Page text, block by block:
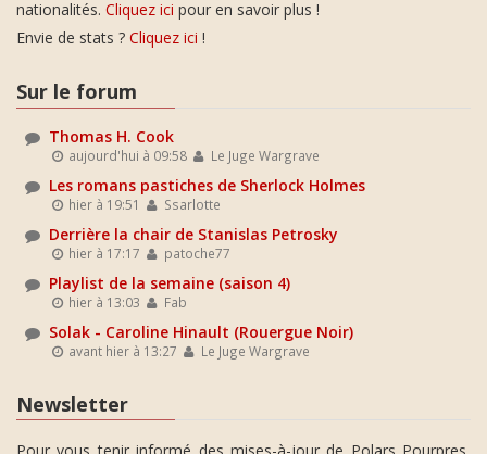
nationalités. Cliquez ici pour en savoir plus !
Envie de stats ? Cliquez ici !
Sur le forum
Thomas H. Cook
aujourd'hui à 09:58 Le Juge Wargrave
Les romans pastiches de Sherlock Holmes
hier à 19:51 Ssarlotte
Derrière la chair de Stanislas Petrosky
hier à 17:17 patoche77
Playlist de la semaine (saison 4)
hier à 13:03 Fab
Solak - Caroline Hinault (Rouergue Noir)
avant hier à 13:27 Le Juge Wargrave
Newsletter